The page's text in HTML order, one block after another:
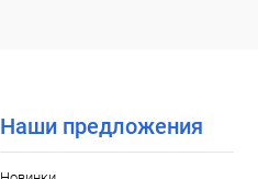
Наши предложения